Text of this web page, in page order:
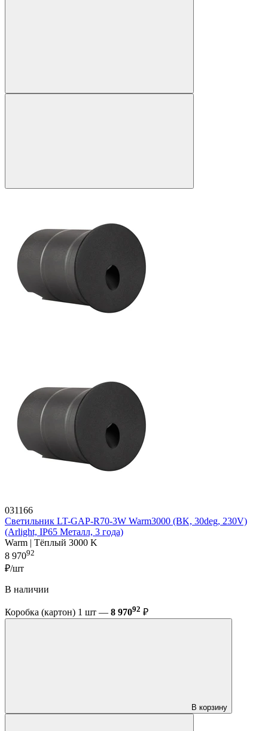
031166
Светильник LT-GAP-R70-3W Warm3000 (BK, 30deg, 230V)
(Arlight, IP65 Металл, 3 года)
Warm | Тёплый 3000 K
8 97092
₽/шт
В наличии
Коробка (картон) 1 шт — 8 97092 ₽
В корзину